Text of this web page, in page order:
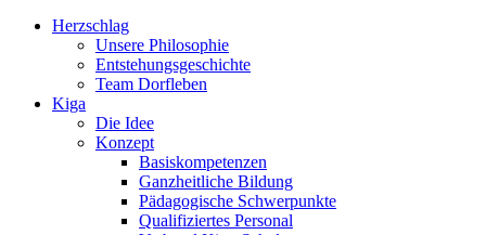
Herzschlag
Unsere Philosophie
Entstehungsgeschichte
Team Dorfleben
Kiga
Die Idee
Konzept
Basiskompetenzen
Ganzheitliche Bildung
Pädagogische Schwerpunkte
Qualifiziertes Personal